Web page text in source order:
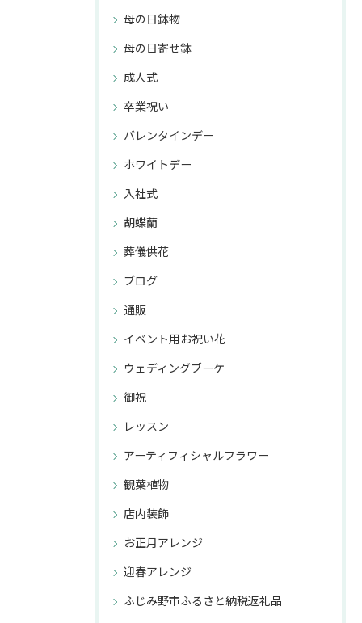
母の日鉢物
母の日寄せ鉢
成人式
卒業祝い
バレンタインデー
ホワイトデー
入社式
胡蝶蘭
葬儀供花
ブログ
通販
イベント用お祝い花
ウェディングブーケ
御祝
レッスン
アーティフィシャルフラワー
観葉植物
店内装飾
お正月アレンジ
迎春アレンジ
ふじみ野市ふるさと納税返礼品